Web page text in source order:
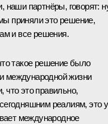
наши партнёры, говорят:
приняли это решение,
и все решения.
такое решение было
международной жизни
что это правильно,
реалиям, это
международное